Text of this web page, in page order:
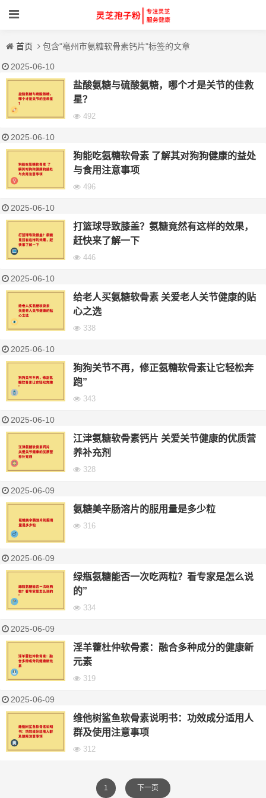
首页 包含"亳州市氨糖软骨素钙片"标签的文章
2025-06-10
盐酸氨糖与硫酸氨糖，哪个才是关节的佳救
星？
492
2025-06-10
狗能吃氨糖软骨素 了解其对狗狗健康的益处
与食用注意事项
496
2025-06-10
打篮球导致膝盖？氨糖竟然有这样的效果，
赶快来了解一下
446
2025-06-10
给老人买氨糖软骨素 关爱老人关节健康的贴
心之选
338
2025-06-10
狗狗关节不再，修正氨糖软骨素让它轻松奔
跑”
343
2025-06-10
江津氨糖软骨素钙片 关爱关节健康的优质营
养补充剂
328
2025-06-09
氨糖美辛肠溶片的服用量是多少粒
316
2025-06-09
绿瓶氨糖能否一次吃两粒？看专家是怎么说
的”
334
2025-06-09
淫羊藿杜仲软骨素：融合多种成分的健康新
元素
319
2025-06-09
维他树鲨鱼软骨素说明书：功效成分适用人
群及使用注意事项
312
1 下一页